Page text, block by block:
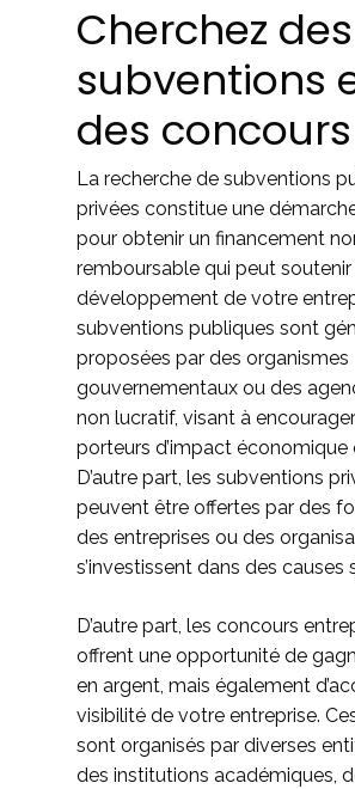
Cherchez des
subventions
des concours
La recherche de subventions
privées constitue une
pour obtenir un financement
remboursable qui peut soutenir
développement de votre
subventions publiques sont
proposées par des organismes
gouvernementaux ou des
non lucratif, visant à
porteurs d’impact économique
D’autre part, les subventions
peuvent être offertes par des
des entreprises ou des
s’investissent dans des causes
D’autre part, les concours
offrent une opportunité de
en argent, mais également
visibilité de votre entreprise.
sont organisés par diverses
des institutions académiques,